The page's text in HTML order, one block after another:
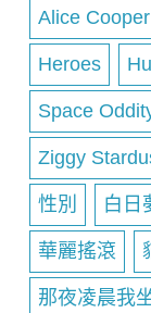
Alice Cooper
Heroes
Space
Ziggy
性別 白日
華麗搖滾
那夜凌晨我